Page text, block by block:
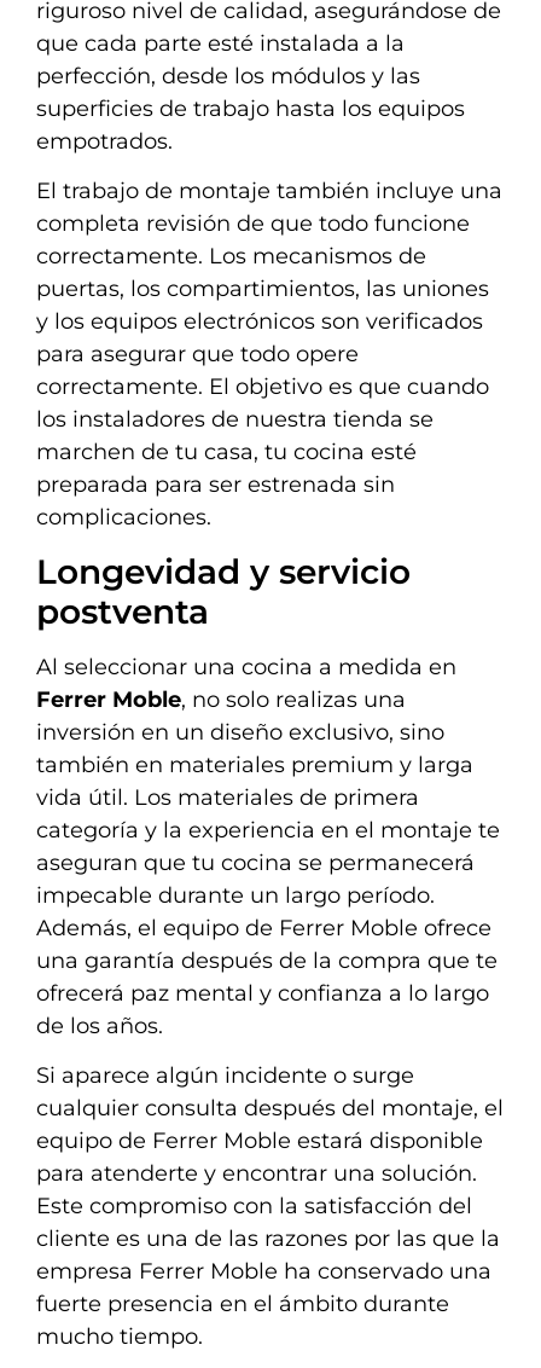
riguroso nivel de calidad, asegurándose de
que cada parte esté instalada a la
perfección, desde los módulos y las
superficies de trabajo hasta los equipos
empotrados.
El trabajo de montaje también incluye una
completa revisión de que todo funcione
correctamente. Los mecanismos de
puertas, los compartimientos, las uniones
y los equipos electrónicos son verificados
para asegurar que todo opere
correctamente. El objetivo es que cuando
los instaladores de nuestra tienda se
marchen de tu casa, tu cocina esté
preparada para ser estrenada sin
complicaciones.
Longevidad y servicio
postventa
Al seleccionar una cocina a medida en
Ferrer Moble, no solo realizas una
inversión en un diseño exclusivo, sino
también en materiales premium y larga
vida útil. Los materiales de primera
categoría y la experiencia en el montaje te
aseguran que tu cocina se permanecerá
impecable durante un largo período.
Además, el equipo de Ferrer Moble ofrece
una garantía después de la compra que te
ofrecerá paz mental y confianza a lo largo
de los años.
Si aparece algún incidente o surge
cualquier consulta después del montaje, el
equipo de Ferrer Moble estará disponible
para atenderte y encontrar una solución.
Este compromiso con la satisfacción del
cliente es una de las razones por las que la
empresa Ferrer Moble ha conservado una
fuerte presencia en el ámbito durante
mucho tiempo.